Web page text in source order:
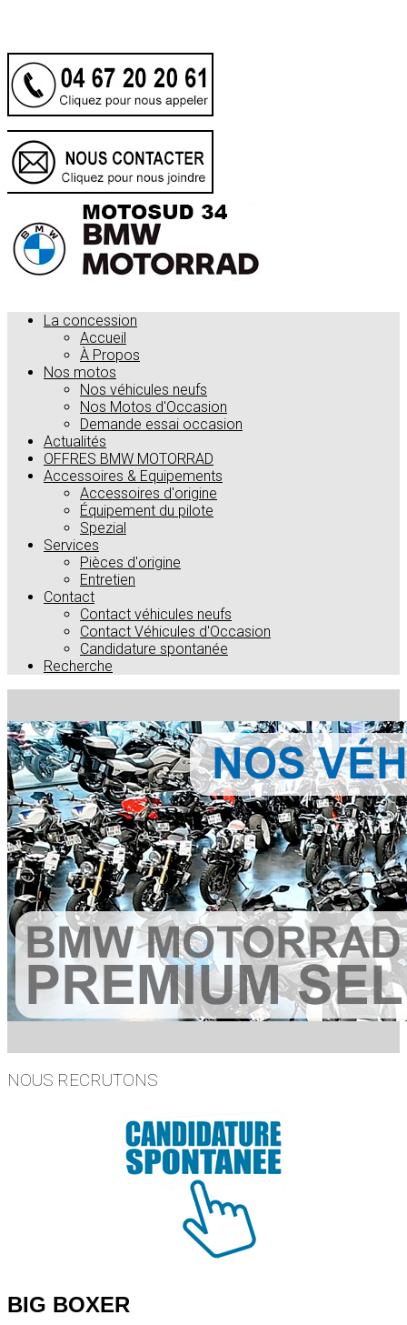
La concession
Accueil
À Propos
Nos motos
Nos véhicules neufs
Nos Motos d'Occasion
Demande essai occasion
Actualités
OFFRES BMW MOTORRAD
Accessoires & Equipements
Accessoires d'origine
Équipement du pilote
Spezial
Services
Pièces d'origine
Entretien
Contact
Contact véhicules neufs
Contact Véhicules d'Occasion
Candidature spontanée
Recherche
NOUS RECRUTONS
BIG BOXER